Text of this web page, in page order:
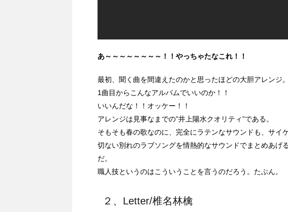
あ～～～～～～～～！！やっちゃたなこれ！！
最初、聞く曲を間違えたのかと思ったほどの大胆アレンジ。
1曲目からこんなアルバムでいいのか！！
いいんだな！！オッケー！！
アレンジは見事なまでの”井上陽水クオリティ”である。
そもそも春の歌なのに、完全にラテンなサウンドも、サイ
切ない別れのラブソングを情熱的なサウンドでまとめあげ
だ。
職人技というのはこういうことを言うのだろう。たぶん。
２、Letter/椎名林檎